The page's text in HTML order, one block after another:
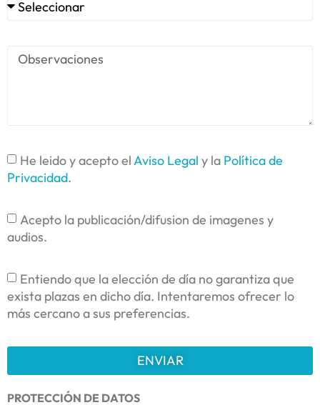
He leido y acepto elAviso Legal y la Política de
Privacidad.
Acepto la publicación/difusion de imagenes y
audios.
Entiendo que la elección de día no garantiza que
exista plazas en dicho día. Intentaremos ofrecer lo
más cercano a sus preferencias.
ENVIAR
PROTECCIÓN DE DATOS